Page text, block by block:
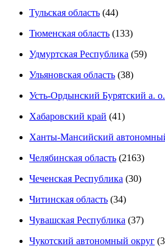
Тульская область (44)
Тюменская область (133)
Удмуртская Республика (59)
Ульяновская область (38)
Усть-Ордынский Бурятский а. о.
Хабаровский край (41)
Ханты-Мансийский
Челябинская область (2163)
Чеченская Республика (30)
Читинская область (34)
Чувашская Республика (37)
Чукотский автономный округ